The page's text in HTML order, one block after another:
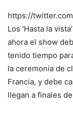
https://
Los ‘Hasta la
ahora el show
tenido tiempo
la ceremonia de
Francia, y debe
llegan a finales